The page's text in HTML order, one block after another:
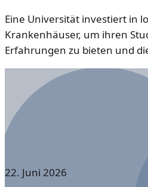
Eine Universität investiert in
Krankenhäuser, um ihren
Erfahrungen zu bieten und
Ausbildung zu verbessern.
22. Juni 2026